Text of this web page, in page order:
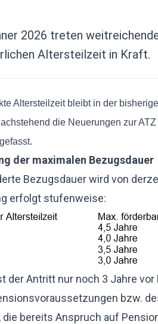
2026 treten
Altersteilzeit in Kraft.
Altersteilzeit bleibt in der
die Neuerungen zur ATZ
der maximalen Bezugsdauer
Bezugsdauer wird von
erfolgt stufenweise:
der Antritt nur noch 3 Jahre vor
bzw.
die bereits Anspruch auf